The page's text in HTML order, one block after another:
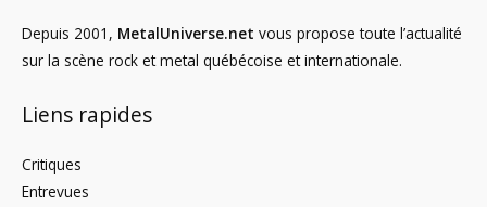
Depuis 2001, MetalUniverse.net vous propose toute l’actualité
sur la scène rock et metal québécoise et internationale.
Liens rapides
Critiques
Entrevues